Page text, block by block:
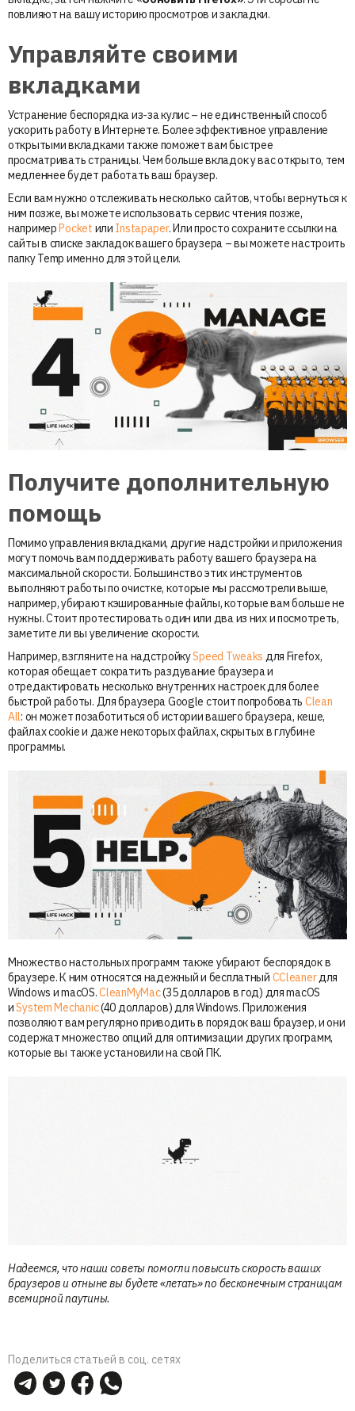
повлияют на вашу историю просмотров и закладки.
Управляйте своими
вкладками
Устранение беспорядка из-за кулис – не единственный способ
ускорить работу в Интернете. Более эффективное управление
открытыми вкладками также поможет вам быстрее
просматривать страницы. Чем больше вкладок у вас открыто, тем
медленнее будет работать ваш браузер.
Если вам нужно отслеживать несколько сайтов, чтобы вернуться к
ним позже, вы можете использовать сервис чтения позже,
напримерPocket или Instapaper. Или просто сохраните ссылки на
сайты в списке закладок вашего браузера – вы можете настроить
папку Temp именно для этой цели.
Получите дополнительную
помощь
Помимо управления вкладками, другие надстройки и приложения
могут помочь вам поддерживать работу вашего браузера на
максимальной скорости. Большинство этих инструментов
выполняют работы по очистке, которые мы рассмотрели выше,
например, убирают кэшированные файлы, которые вам больше не
нужны. Стоит протестировать один или два из них и посмотреть,
заметите ли вы увеличение скорости.
Например, взгляните на надстройкуSpeed ​​Tweaks для Firefox,
которая обещает сократить раздувание браузера и
отредактировать несколько внутренних настроек для более
быстрой работы. Для браузера Google стоит попробовать Clean
All: он может позаботиться об истории вашего браузера, кеше,
файлах cookie и даже некоторых файлах, скрытых в глубине
программы.
Множество настольных программ также убирают беспорядок в
браузере. К ним относятся надежный и бесплатный CCleanerдля
Windows и macOS.CleanMyMac(35 долларов в год) для macOS
иSystem Mechanic(40 долларов) для Windows. Приложения
позволяют вам регулярно приводить в порядок ваш браузер, и они
содержат множество опций для оптимизации других программ,
которые вы также установили на свой ПК.
Надеемся, что наши советы помогли повысить скорость ваших
браузеров и отныне вы будете «летать» по бесконечным страницам
всемирной паутины.
Поделиться статьей в соц. сетях